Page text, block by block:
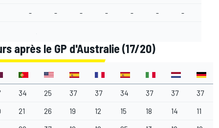
- - - - - - -
après le GP d'Australie (17/20)
34 25 37 37 34 37 37 37
21 26 19 12 15 18 14 11